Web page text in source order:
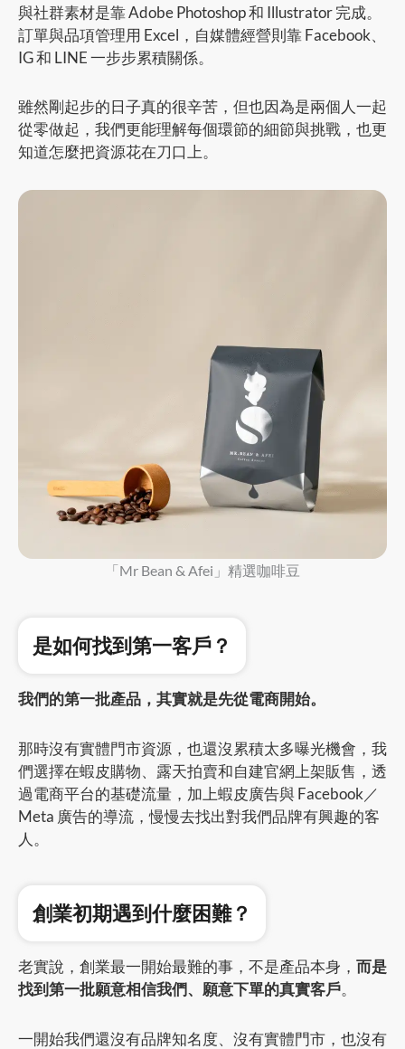
與社群素材是靠 Adobe Photoshop 和 Illustrator 完成。
訂單與品項管理用 Excel，自媒體經營則靠 Facebook、
IG 和 LINE 一步步累積關係。
雖然剛起步的日子真的很辛苦，但也因為是兩個人一起
從零做起，我們更能理解每個環節的細節與挑戰，也更
知道怎麼把資源花在刀口上。
「Mr Bean & Afei」精選咖啡豆
是如何找到第一客戶？
我們的第一批產品，其實就是先從電商開始。
那時沒有實體門市資源，也還沒累積太多曝光機會，我
們選擇在蝦皮購物、露天拍賣和自建官網上架販售，透
過電商平台的基礎流量，加上蝦皮廣告與 Facebook／
Meta 廣告的導流，慢慢去找出對我們品牌有興趣的客
人。
創業初期遇到什麼困難？
老實說，創業最一開始最難的事，不是產品本身， 而是
找到第一批願意相信我們、願意下單的真實客戶。
一開始我們還沒有品牌知名度、沒有實體門市，也沒有